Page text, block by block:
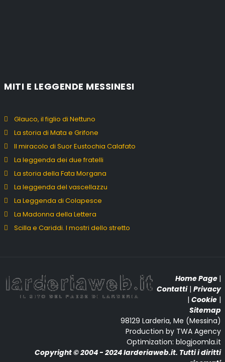
MITI E LEGGENDE MESSINESI
Glauco, il figlio di Nettuno
La storia di Mata e Grifone
Il miracolo di Suor Eustochia Calafato
La leggenda dei due fratelli
La storia della Fata Morgana
La leggenda del vascellazzu
La Leggenda di Colapesce
La Madonna della Lettera
Scilla e Cariddi. I mostri dello stretto
Home Page |
Contatti| Privacy
| Cookie |
Sitemap
98129 Larderia, Me (Messina)
Production by TWA Agency
Optimization: blogjoomla.it
Copyright © 2004 - 2024 larderiaweb.it. Tutti i diritti